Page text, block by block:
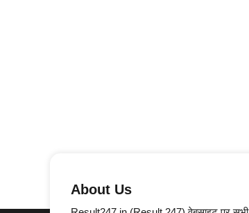
About Us